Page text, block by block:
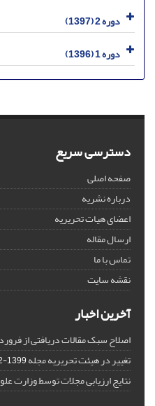
دوره 2 (1397)
دوره 1 (1396)
دسترسی سریع
صفحه اصلی
درباره نشریه
اعضای هیات تحریریه
ارسال مقاله
تماس با ما
نقشه سایت
آخرین اخبار
اصلاح سبک مقالات دریافتی از فروردین
تغییر در هیئت تحریریه مجله1399-12-28
نتایج ارزیابی مجلات توسط وزارت